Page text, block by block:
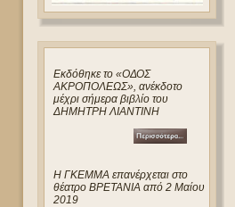
Eκδόθηκε το «ΟΔΟΣ
ΑΚΡΟΠΟΛΕΩΣ», ανέκδοτο
μέχρι σήμερα βιβλίο του
ΔΗΜΗΤΡΗ ΛΙΑΝΤΙΝΗ
Η ΓΚΕΜΜΑ επανέρχεται στο
θέατρο ΒΡΕΤΑΝΙΑ από 2 Μαίου
2019